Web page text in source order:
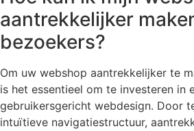
aantrekkelijker
bezoekers?
Om uw webshop aantrekkelijker te
is het essentieel om te investeren in
gebruikersgericht webdesign. Door
intuïtieve navigatiestructuur,